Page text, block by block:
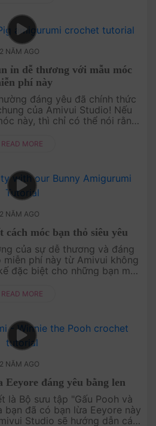
2 NĂM AGO
ỉn dễ thương với mẫu móc
phí này
đáng yêu đã chính thức
của Amivui Studio! Nếu
này, thì chỉ có thể nói rằng
móc trước đ....
READ MORE
2 NĂM AGO
móc bạn thỏ siêu yêu
của sự dễ thương và đáng
miễn phí này từ Amivui không
đặc biệt cho những bạn mới
lắng, chỉ cần ....
READ MORE
2 NĂM AGO
Eeyore đáng yêu bằng len
là Bộ sưu tập "Gấu Pooh và
bạn đã có bạn lừa Eeyore này
Studio sẽ hướng dẫn các